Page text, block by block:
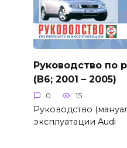
Руководство по
(B6; 2001 – 2005)
0 15
Руководство
эксплуатации Audi